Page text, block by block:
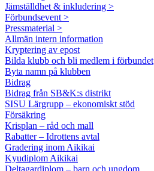
Jämställdhet & inkludering >
Förbundsevent >
Pressmaterial >
Allmän intern information
Kryptering av epost
Bilda klubb och bli medlem i förbundet
Byta namn på klubben
Bidrag
Bidrag från SB&K:s distrikt
SISU Lärgrupp – ekonomiskt stöd
Försäkring
Krisplan – råd och mall
Rabatter – Idrottens avtal
Gradering inom Aikikai
Kyudiplom Aikikai
Deltagardiplom – barn och ungdom